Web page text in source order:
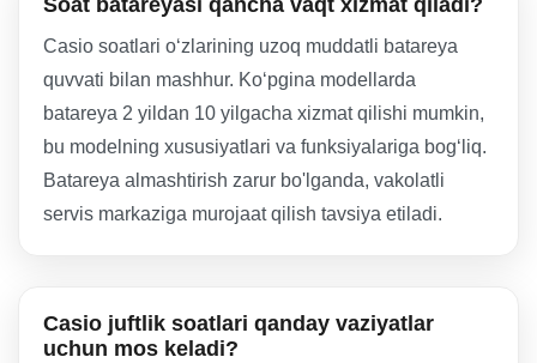
Soat batareyasi qancha vaqt xizmat qiladi?
Casio soatlari o‘zlarining uzoq muddatli batareya
quvvati bilan mashhur. Ko‘pgina modellarda
batareya 2 yildan 10 yilgacha xizmat qilishi mumkin,
bu modelning xususiyatlari va funksiyalariga bog‘liq.
Batareya almashtirish zarur bo'lganda, vakolatli
servis markaziga murojaat qilish tavsiya etiladi.
Casio juftlik soatlari qanday vaziyatlar
uchun mos keladi?